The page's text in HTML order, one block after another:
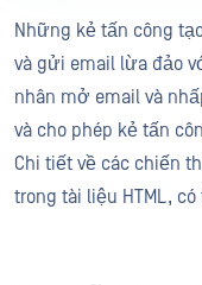
Những kẻ tấn công
và gửi email lừa đảo
nhân mở email và
và cho phép kẻ tấn
Chi tiết về các chiến
trong tài liệu HTML,